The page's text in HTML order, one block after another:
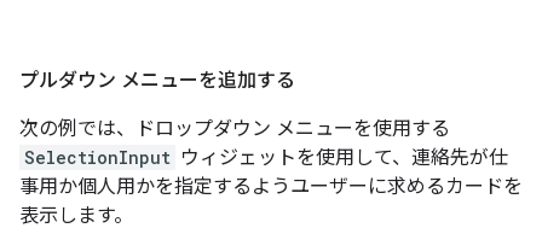
プルダウン メニューを追加する
次の例では、ドロップダウン メニューを使用する
SelectionInput ウィジェットを使用して、連絡先が仕
事用か個人用かを指定するようユーザーに求めるカードを
表示します。